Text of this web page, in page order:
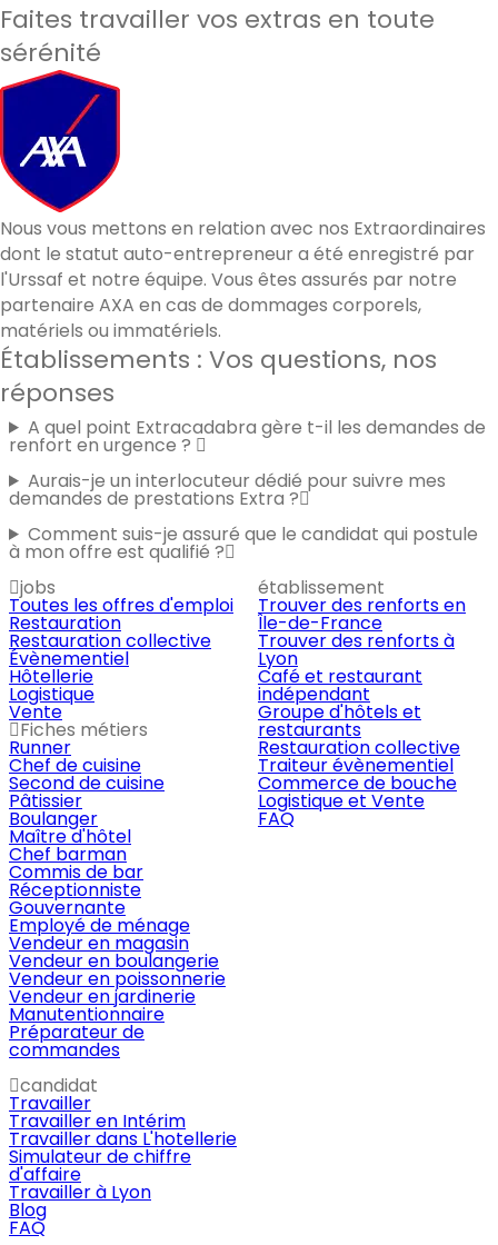
Faites travailler vos extras en toute
sérénité
Nous vous mettons en relation avec nos Extraordinaires
dont le statut auto-entrepreneur a été enregistré par
l'Urssaf et notre équipe. Vous êtes assurés par notre
partenaire AXA en cas de dommages corporels,
matériels ou immatériels.
Établissements : Vos questions, nos
réponses
A quel point Extracadabra gère t-il les demandes de
renfort en urgence ?
Aurais-je un interlocuteur dédié pour suivre mes
demandes de prestations Extra ?
Comment suis-je assuré que le candidat qui postule
à mon offre est qualifié ?
jobs
Toutes les offres d'emploi
Restauration
Restauration collective
Évènementiel
Hôtellerie
Logistique
Vente
Fiches métiers
Runner
Chef de cuisine
Second de cuisine
Pâtissier
Boulanger
Maître d'hôtel
Chef barman
Commis de bar
Réceptionniste
Gouvernante
Employé de ménage
Vendeur en magasin
Vendeur en boulangerie
Vendeur en poissonnerie
Vendeur en jardinerie
Manutentionnaire
Préparateur de
commandes
établissement
Trouver des renforts en
Île-de-France
Trouver des renforts à
Lyon
Café et restaurant
indépendant
Groupe d'hôtels et
restaurants
Restauration collective
Traiteur évènementiel
Commerce de bouche
Logistique et Vente
FAQ
candidat
Travailler
Travailler en Intérim
Travailler dans L'hotellerie
Simulateur de chiffre
d'affaire
Travailler à Lyon
Blog
FAQ